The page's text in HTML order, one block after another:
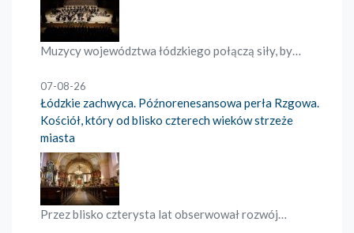
Muzycy województwa łódzkiego połączą siły, by…
07-08-26
Łódzkie zachwyca. Późnorenesansowa perła Rzgowa.
Kościół, który od blisko czterech wieków strzeże
miasta
Przez blisko czterysta lat obserwował rozwój…